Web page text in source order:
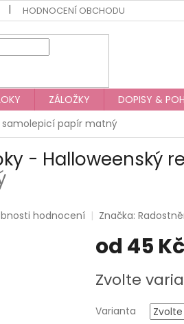
HODNOCENÍ OBCHODU
ZÁLOŽKY DOPISY &
samolepicí papír matný
- Halloweenský
hodnocení Značka:
od 45 Kč
cena:
Zvolte
Varianta